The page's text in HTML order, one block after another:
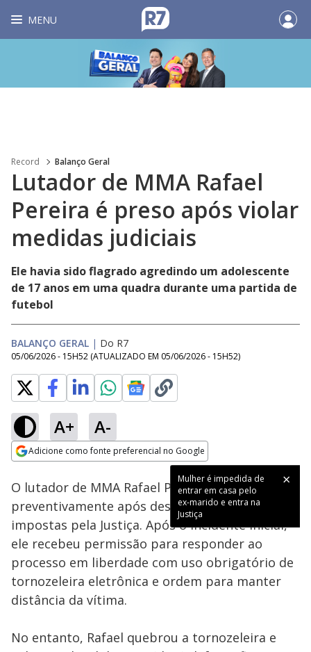
MENU
Record Balanço Geral
Lutador de MMA Rafael
Pereira é preso após violar
medidas judiciais
Ele havia sido flagrado agredindo um adolescente
de 17 anos em uma quadra durante uma partida de
futebol
BALANÇO GERAL | Do R7
05/06/2026 - 15H52 (ATUALIZADO EM 05/06/2026 - 15H52)
A+ A-
Adicione como fonte preferencial no Google
Mulher é impedida de
entrar em casa pelo
ex-marido e entra na
Justiça
Ativar
Loaded:
40.24%
O lutador de MMA Rafael Pereira foi preso
preventivamente após descumprir as condições
impostas pela Justiça. Após o incidente inicial,
ele recebeu permissão para responder ao
processo em liberdade com uso obrigatório de
tornozeleira eletrônica e ordem para manter
distância da vítima.
No entanto, Rafael quebrou a tornozeleira e